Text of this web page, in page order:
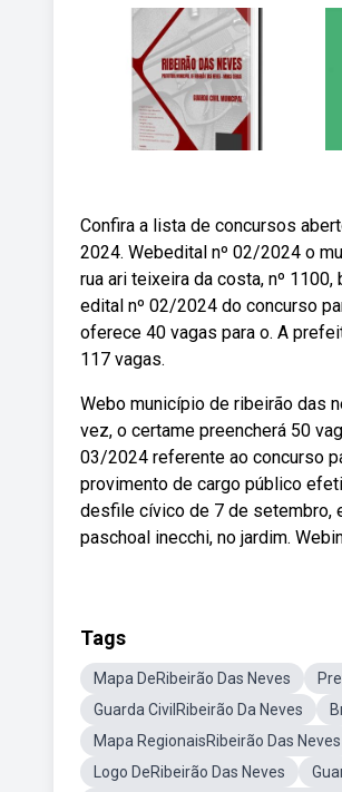
Confira a lista de concursos
2024. Webedital nº 02/2024 o
rua ari teixeira da costa, nº
edital nº 02/2024 do concurso
oferece 40 vagas para o. A
117 vagas.
Webo município de ribeirão das
vez, o certame preencherá 50
03/2024 referente ao concurso
provimento de cargo público
desfile cívico de 7 de setembro,
paschoal inecchi, no jardim.
Tags
Mapa DeRibeirão Das Neves
Guarda CivilRibeirão Da Neves
Mapa RegionaisRibeirão Das Neves
Logo DeRibeirão Das Neves